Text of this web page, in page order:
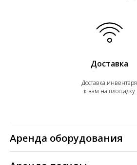
Доставка
Доставка инвентаря
к вам на площадку
Аренда оборудования